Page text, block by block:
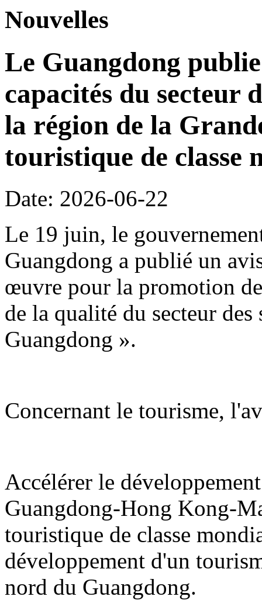
Nouvelles
Le Guangdong
capacités du secteur
la région de la
touristique de classe
Date: 2026-06-22
Le 19 juin, le
Guangdong a publié un
œuvre pour la promotion
de la qualité du secteur
Guangdong ».
Concernant le tourisme,
Accélérer le
Guangdong-Hong Kong-
touristique de classe
développement d'un
nord du Guangdong.